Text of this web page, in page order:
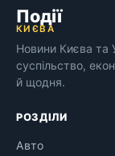
Події
КИЄВА
Новини Києва та
суспільство,
й щодня.
РОЗДІЛИ
Авто